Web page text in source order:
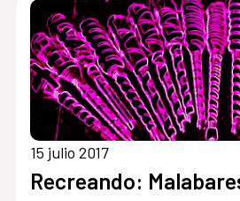
15 julio 2017
Recreando: